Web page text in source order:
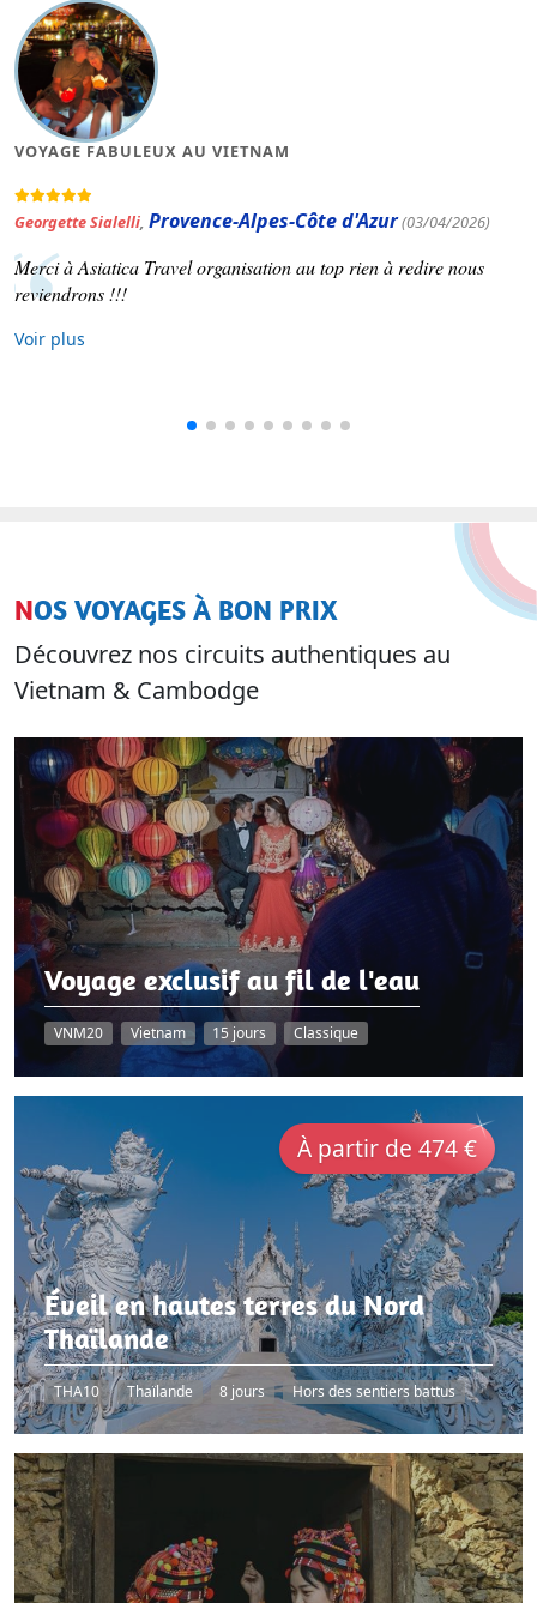
VOYAGE FABULEUX AU VIETNAM
Georgette Sialelli, Provence-Alpes-Côte d'Azur(03/04/2026)
Merci à Asiatica Travel organisation au top rien à redire nous
reviendrons !!!
Voir plus
NOS VOYAGES À BON PRIX
Découvrez nos circuits authentiques au
Vietnam & Cambodge
Voyage exclusif au fil de l'eau
VNM20 Vietnam 15 jours Classique
À partir de 474 €
Éveil en hautes terres du Nord
Thaïlande
THA10 Thaïlande 8 jours Hors des sentiers battus